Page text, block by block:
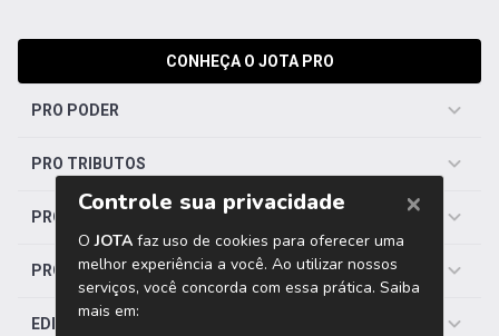
CONHEÇA O JOTA PRO
PRO PODER
PRO TRIBUTOS
PRO TRABALHISTA
PRO SAÚDE
EDITORIAS